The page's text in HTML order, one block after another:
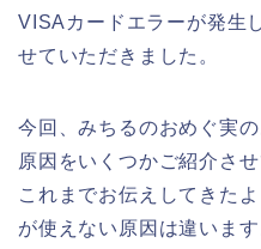
VISAカードエラーが発生
せていただきました。
今回、みちるのおめぐ実
原因をいくつかご紹介さ
これまでお伝えしてきた
が使えない原因は違いま